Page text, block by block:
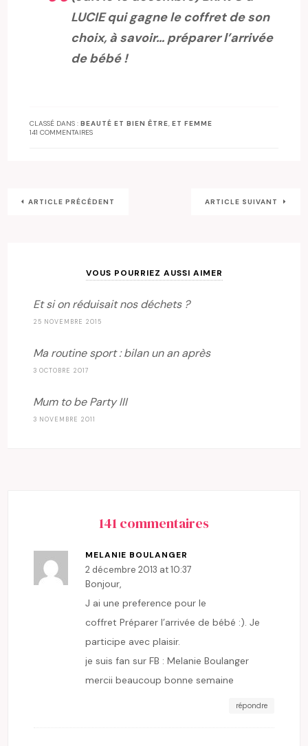
LUCIE qui gagne le coffret de son
choix, à savoir… préparer l’arrivée
de bébé !
CLASSÉ DANS :BEAUTÉ ET BIEN ÊTRE,ET FEMME
141 COMMENTAIRES
ARTICLE PRÉCÉDENT ARTICLE SUIVANT
VOUS POURRIEZ AUSSI AIMER
Et si on réduisait nos déchets ?
25 NOVEMBRE 2015
Ma routine sport : bilan un an après
3 OCTOBRE 2017
Mum to be Party III
3 NOVEMBRE 2011
141 commentaires
MELANIE BOULANGER
2 décembre 2013 at 10:37
Bonjour,
J ai une preference pour le
coffret Préparer l’arrivée de bébé :). Je
participe avec plaisir.
je suis fan sur FB : Melanie Boulanger
mercii beaucoup bonne semaine
répondre